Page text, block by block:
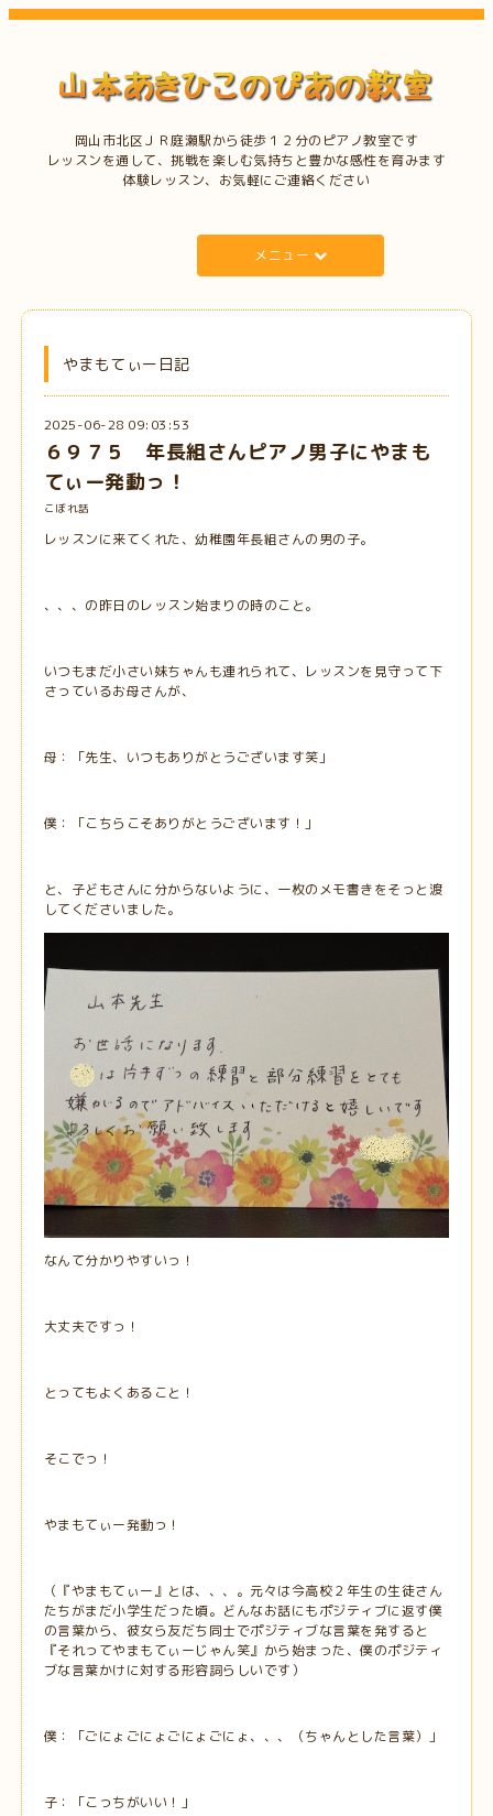
岡山市北区ＪＲ庭瀬駅から徒歩１２分のピアノ教室です
レッスンを通して、挑戦を楽しむ気持ちと豊かな感性を育みます
体験レッスン、お気軽にご連絡ください
メニュー
やまもてぃー日記
2025-06-28 09:03:53
６９７５ 年長組さんピアノ男子にやまも
てぃー発動っ！
こぼれ話
レッスンに来てくれた、幼稚園年長組さんの男の子。
、、、の昨日のレッスン始まりの時のこと。
いつもまだ小さい妹ちゃんも連れられて、レッスンを見守って下
さっているお母さんが、
母：「先生、いつもありがとうございます笑」
僕：「こちらこそありがとうございます！」
と、子どもさんに分からないように、一枚のメモ書きをそっと渡
してくださいました。
なんて分かりやすいっ！
大丈夫ですっ！
とってもよくあること！
そこでっ！
やまもてぃー発動っ！
（『やまもてぃー』とは、、、。元々は今高校２年生の生徒さん
たちがまだ小学生だった頃。どんなお話にもポジティブに返す僕
の言葉から、彼女ら友だち同士でポジティブな言葉を発すると
『それってやまもてぃーじゃん笑』から始まった、僕のポジティ
ブな言葉かけに対する形容詞らしいです）
僕：「ごにょごにょごにょごにょ、、、（ちゃんとした言葉）」
子：「こっちがいい！」